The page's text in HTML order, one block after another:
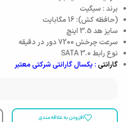
برند : سیگیت
(حافظه کش): 16 مگابایت
سايز هد 3.5 اینچ
سرعت چرخش 7200 دور در دقیقه
نوع رابط SATA 3.0
گارانتی: یکسال گارانتی شرکتی معتبر
افزودن به علاقه مندی